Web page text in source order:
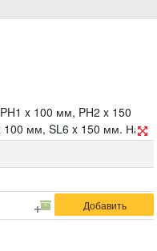
x 100 мм, PH2 x 150
мм, SL6 x 150 мм. На
Материал: жало из хром-
антискользящая ручка.